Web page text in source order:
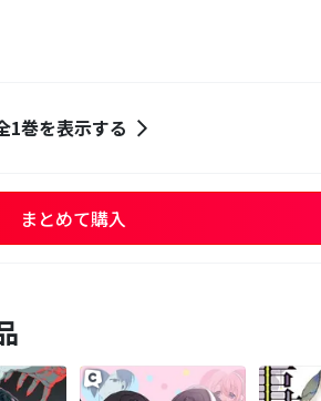
1巻を表示する
まとめて購入